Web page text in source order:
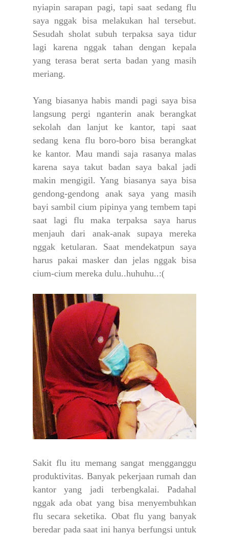
nyiapin sarapan pagi, tapi saat sedang flu
saya nggak bisa melakukan hal tersebut.
Sesudah sholat subuh terpaksa saya tidur
lagi karena nggak tahan dengan kepala
yang terasa berat serta badan yang masih
meriang.
Yang biasanya habis mandi pagi saya bisa
langsung pergi nganterin anak berangkat
sekolah dan lanjut ke kantor, tapi saat
sedang kena flu boro-boro bisa berangkat
ke kantor. Mau mandi saja rasanya malas
karena saya takut badan saya bakal jadi
makin mengigil. Yang biasanya saya bisa
gendong-gendong anak saya yang masih
bayi sambil cium pipinya yang tembem tapi
saat lagi flu maka terpaksa saya harus
menjauh dari anak-anak supaya mereka
nggak ketularan. Saat mendekatpun saya
harus pakai masker dan jelas nggak bisa
cium-cium mereka dulu..huhuhu..:(
Sakit flu itu memang sangat mengganggu
produktivitas. Banyak pekerjaan rumah dan
kantor yang jadi terbengkalai. Padahal
nggak ada obat yang bisa menyembuhkan
flu secara seketika. Obat flu yang banyak
beredar pada saat ini hanya berfungsi untuk